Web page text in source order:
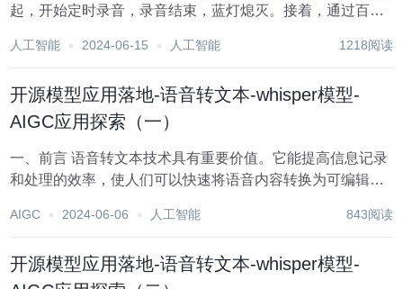
起，开始定时录音，录音结束，蓝灯熄灭。接着，通过百度
心一言API进行回答，得到的回答通过百度的语音合成API把
人工智能 2024-06-15 人工智能 1218阅读
开源模型应用落地-语音转文本-whisper模型-
AIGC应用探索（一）
一、前言 语音转文本技术具有重要价值。它能提高信息记录
和处理的效率，使人们可以快速将语音内容转换为可编辑、
帮助学生更好地记录课堂重点；在办公场景中，能简化会议
AIGC 2024-06-06 人工智能 843阅读
开源模型应用落地-语音转文本-whisper模型-